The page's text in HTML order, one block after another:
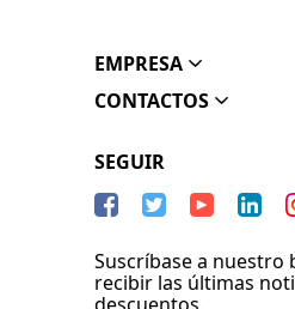
EMPRESA
CONTACTOS
SEGUIR
Suscríbase a nuestro
recibir las últimas